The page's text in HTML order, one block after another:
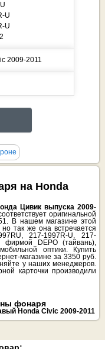
U
U
2009-2011
на Honda
Цивик выпуска 2009-
оригинальной
В нашем магазине этой
так же она встречается
217-1997R-U, 217-
фирмой DEPO (тайвань),
оптики. Купить
магазине за 3350 руб.
у наших менеджеров.
карточки производили
фонаря